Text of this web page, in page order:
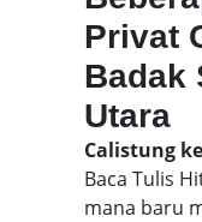
Privat
Badak
Utara
Calistung
Baca Tulis
mana baru